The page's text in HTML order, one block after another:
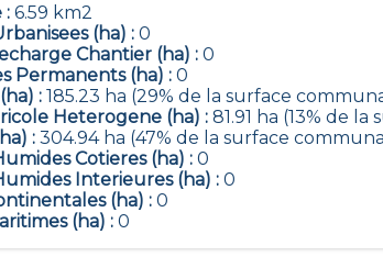
: 6.59 km2
(ha) : 0
Chantier (ha) : 0
Permanents (ha) : 0
: 185.23 ha (29% de la surface
Heterogene (ha) : 81.91 ha (13% de
: 304.94 ha (47% de la surface
Cotieres (ha) : 0
Interieures (ha) : 0
(ha) : 0
(ha) : 0